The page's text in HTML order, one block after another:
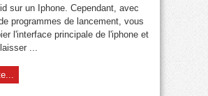
sur un Iphone. Cependant, avec
programmes de lancement, vous
l'interface principale de l'iphone et
...